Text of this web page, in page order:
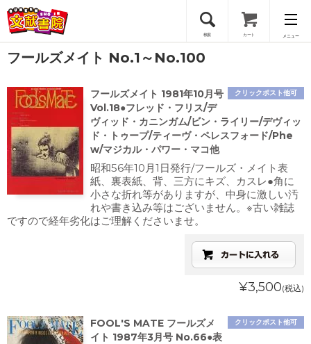
検索 カート メニュー
会員登録
ログイン
フールズメイト No.1～No.100
クリックポスト他可
フールズメイト 1981年10月号
Vol.18●フレッド・フリス/デ
ヴィッド・カニンガム/ビン・ライリー/デヴィッ
ド・トゥープ/ティーヴ・ペレスフォード/Phe
w/マジカル・パワー・マコ他
昭和56年10月1日発行/フールズ・メイト表
紙、裏表紙、背、三方にキズ、カスレ●角に
小さな折れ等がありますが、中身に激しい汚
れや書き込み等はございません。※古い雑誌
ですので経年劣化はご理解くださいませ。
¥3,500(税込)
クリックポスト他可
FOOL'S MATE フールズメ
イト 1987年3月号 No.66●表